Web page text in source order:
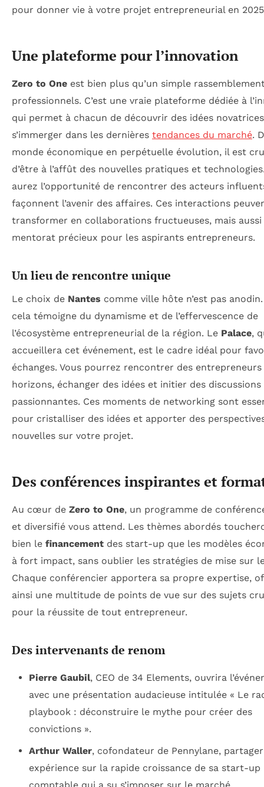
pour donner vie à votre projet entrepreneurial en
Une plateforme pour l’innovation
Zero to One est bien plus qu’un simple
professionnels. C’est une vraie plateforme dédiée à
qui permet à chacun de découvrir des idées
s’immerger dans les dernières tendances du marché.
monde économique en perpétuelle évolution, il est
d’être à l’affût des nouvelles pratiques et
aurez l’opportunité de rencontrer des acteurs
façonnent l’avenir des affaires. Ces interactions
transformer en collaborations fructueuses, mais aussi
mentorat précieux pour les aspirants entrepreneurs.
Un lieu de rencontre unique
Le choix de Nantes comme ville hôte n’est pas
cela témoigne du dynamisme et de l’effervescence de
l’écosystème entrepreneurial de la région. Le Palace,
accueillera cet événement, est le cadre idéal pour
échanges. Vous pourrez rencontrer des entrepreneurs
horizons, échanger des idées et initier des discussions
passionnantes. Ces moments de networking sont
pour cristalliser des idées et apporter des
nouvelles sur votre projet.
Des conférences inspirantes et
Au cœur de Zero to One, un programme de
et diversifié vous attend. Les thèmes abordés
bien le financement des start-up que les modèles
à fort impact, sans oublier les stratégies de mise sur
Chaque conférencier apportera sa propre expertise,
ainsi une multitude de points de vue sur des sujets
pour la réussite de tout entrepreneur.
Des intervenants de renom
Pierre Gaubil, CEO de 34 Elements, ouvrira
avec une présentation audacieuse intitulée « Le
playbook : déconstruire le mythe pour créer des
convictions ».
Arthur Waller, cofondateur de Pennylane,
expérience sur la rapide croissance de sa start-up